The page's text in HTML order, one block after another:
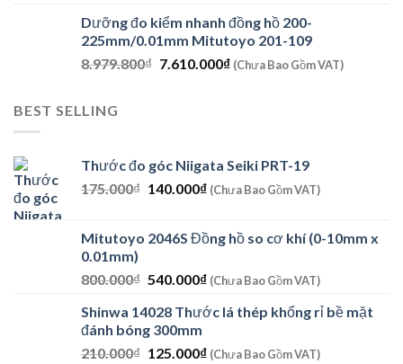
là:
8.920.800₫.
tại
là:
7.560.000₫.
Dưỡng đo kiểm nhanh đồng hồ 200-
225mm/0.01mm Mitutoyo 201-109
8.979.800₫ Giá
7.610.000₫Giá
(Chưa Bao Gồm VAT)
BEST SELLING
Thước đo góc Niigata Seiki PRT-19
175.000₫ Giá
175.000₫.
140.000₫Giá
là:
(Chưa Bao Gồm VAT)
Mitutoyo 2046S Đồng hồ so cơ khí (0-10mm x
0.01mm)
800.000₫ Giá
là:
800.000₫.
540.000₫Giá
tại
540.000₫.
(Chưa Bao Gồm VAT)
Shinwa 14028 Thước lá thép khổng rỉ bề mặt
đánh bóng 300mm
210.000₫ Giá
125.000₫Giá
(Chưa Bao Gồm VAT)